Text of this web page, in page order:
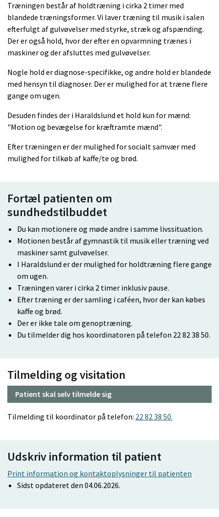
Træningen består af holdtræning i cirka 2 timer med
blandede træningsformer. Vi laver træning til musik i salen
efterfulgt af gulvøvelser med styrke, stræk og afspænding.
Der er også hold, hvor der efter en opvarmning trænes i
maskiner og der afsluttes med gulvøvelser.
Nogle hold er diagnose-specifikke, og andre hold er blandede
med hensyn til diagnoser. Der er mulighed for at træne flere
gange om ugen.
Desuden findes der i Haraldslund et hold kun for mænd:
"Motion og bevægelse for kræftramte mænd".
Efter træningen er der mulighed for socialt samvær med
mulighed for tilkøb af kaffe/te og brød.
Fortæl patienten om
sundhedstilbuddet
Du kan motionere og møde andre i samme livssituation.
Motionen består af gymnastik til musik eller træning ved
maskiner samt gulvøvelser.
I Haraldslund er der mulighed for holdtræning flere gange
om ugen.
Træningen varer i cirka 2 timer inklusiv pause.
Efter træning er der samling i caféen, hvor der kan købes
kaffe og brød.
Der er ikke tale om genoptræning.
Du tilmelder dig hos koordinatoren på telefon 22 82 38 50.
Tilmelding og visitation
Patient skal selv tilmelde sig
Tilmelding til koordinator på telefon: 22 82 38 50.
Udskriv information til patient
Print information og kontaktoplysninger til patienten
Sidst opdateret den 04.06.2026.